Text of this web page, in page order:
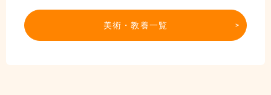
美術・教養一覧